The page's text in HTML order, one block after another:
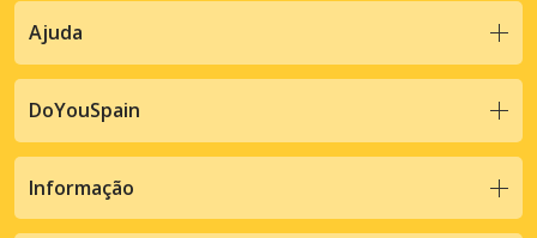
Ajuda
DoYouSpain
Informação